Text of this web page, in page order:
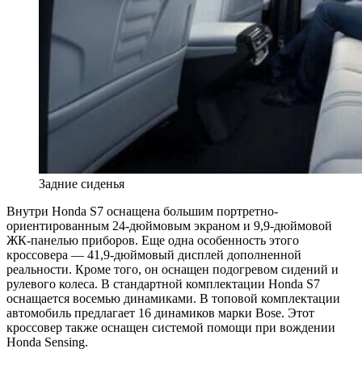
Задние сиденья
Внутри Honda S7 оснащена большим портретно-
ориентированным 24-дюймовым экраном и 9,9-дюймовой
ЖК-панелью приборов. Еще одна особенность этого
кроссовера — 41,9-дюймовый дисплей дополненной
реальности. Кроме того, он оснащен подогревом сидений и
рулевого колеса. В стандартной комплектации Honda S7
оснащается восемью динамиками. В топовой комплектации
автомобиль предлагает 16 динамиков марки Bose. Этот
кроссовер также оснащен системой помощи при вождении
Honda Sensing.